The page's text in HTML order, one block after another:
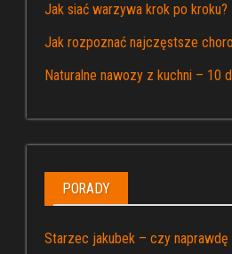
Jak siać warzywa krok po kroku?
Jak rozpoznać najczęstsze
Naturalne nawozy z kuchni – 10
PORADY
Starzec jakubek – czy